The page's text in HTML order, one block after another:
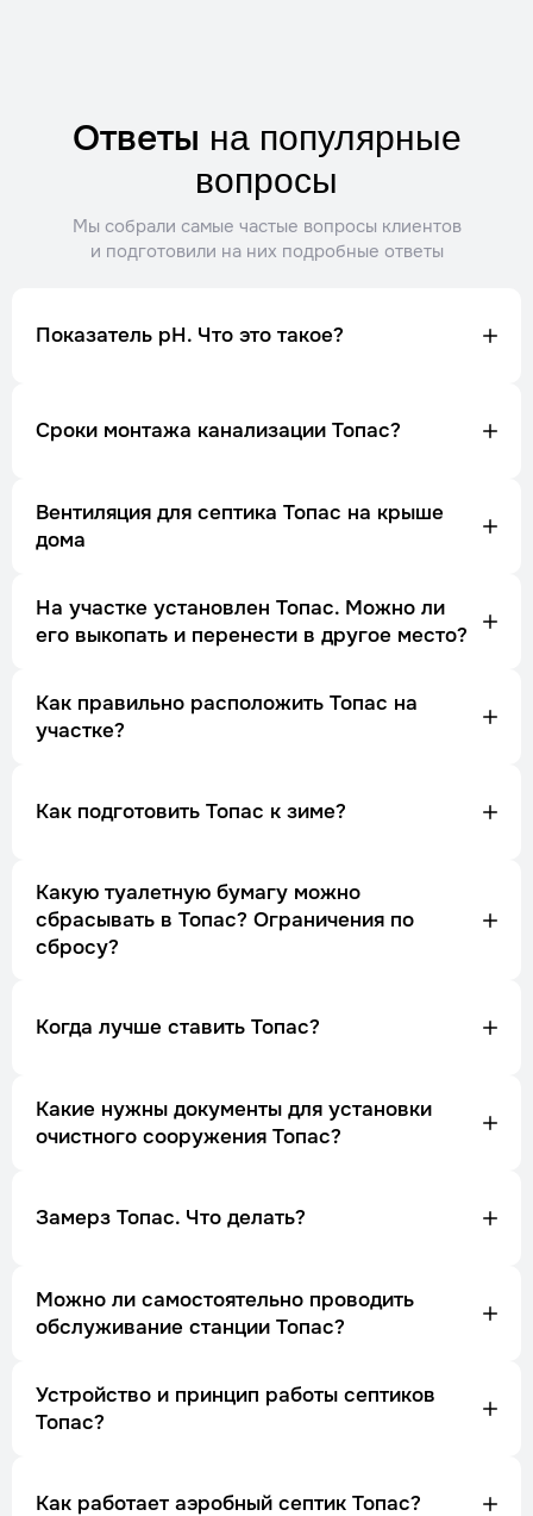
Ответы на популярные
вопросы
Мы собрали самые частые вопросы клиентов
и подготовили на них подробные ответы
Показатель рН. Что это такое?
Сроки монтажа канализации Топас?
Вентиляция для септика Топас на крыше
дома
На участке установлен Топас. Можно ли
его выкопать и перенести в другое место?
Как правильно расположить Топас на
участке?
Как подготовить Топас к зиме?
Какую туалетную бумагу можно
сбрасывать в Топас? Ограничения по
сбросу?
Когда лучше ставить Топас?
Какие нужны документы для установки
очистного сооружения Топас?
Замерз Топас. Что делать?
Можно ли самостоятельно проводить
обслуживание станции Топас?
Устройство и принцип работы септиков
Топас?
Как работает аэробный септик Топас?